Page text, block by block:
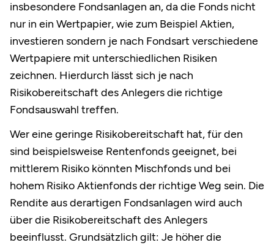
insbesondere Fondsanlagen an, da die Fonds nicht
nur in ein Wertpapier, wie zum Beispiel Aktien,
investieren sondern je nach Fondsart verschiedene
Wertpapiere mit unterschiedlichen Risiken
zeichnen. Hierdurch lässt sich je nach
Risikobereitschaft des Anlegers die richtige
Fondsauswahl treffen.
Wer eine geringe Risikobereitschaft hat, für den
sind beispielsweise Rentenfonds geeignet, bei
mittlerem Risiko könnten Mischfonds und bei
hohem Risiko Aktienfonds der richtige Weg sein. Die
Rendite aus derartigen Fondsanlagen wird auch
über die Risikobereitschaft des Anlegers
beeinflusst. Grundsätzlich gilt: Je höher die